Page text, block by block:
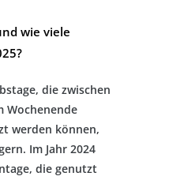
wie viele
die zwischen
Wochenende
werden können,
Im Jahr 2024
die genutzt